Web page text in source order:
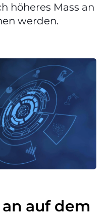
höheres Mass an
werden.
auf dem